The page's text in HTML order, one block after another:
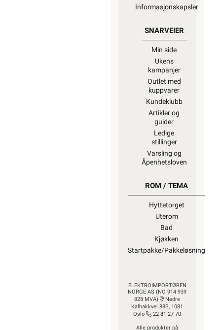
Informasjonskapsler
SNARVEIER
Min side
Ukens
kampanjer
Outlet med
kuppvarer
Kundeklubb
Artikler og
guider
Ledige
stillinger
Varsling og
Åpenhetsloven
ROM / TEMA
Hyttetorget
Uterom
Bad
Kjøkken
Startpakke/Pakkeløsning
ELEKTROIMPORTØREN
NORGE AS (NO 914 939
828 MVA)
Nedre
Kalbakkvei 88B, 1081
Oslo
22 81 27 70
Alle produkter på